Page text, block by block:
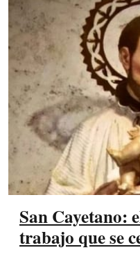
San Cayetano:
trabajo que se